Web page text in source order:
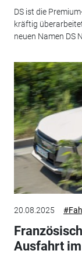
DS ist die
kräftig
neuen Namen DS
20.08.2025
Ausfahrt